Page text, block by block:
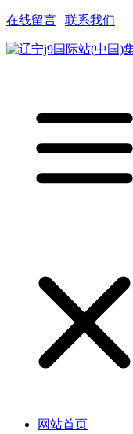
在线留言 联系我们
网站首页